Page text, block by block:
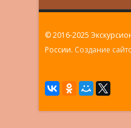
© 2016-2025
России. Создание